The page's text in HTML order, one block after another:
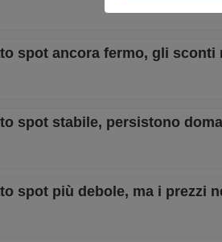
spot ancora fermo, gli
spot stabile, persistono
spot più debole, ma i prezzi